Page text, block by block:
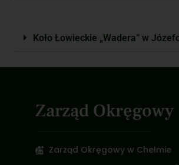
Koło Łowieckie „Wadera” w
Zarząd Okręgowy
Zarząd Okręgowy w Chełmie